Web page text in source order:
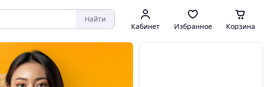
Найти
Кабинет Избранное Корзина